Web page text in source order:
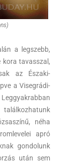
a legszebb,
kora tavasszal,
az Északi-
a Visegrádi-
találkozhatunk
néha
apró
gondolunk
után sem